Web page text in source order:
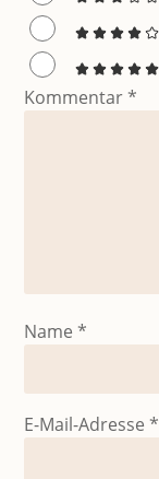
Kommentar*
Name*
E-Mail-Adresse*